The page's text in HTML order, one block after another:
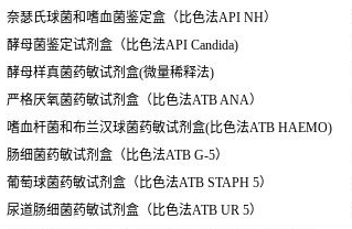
奈瑟氏球菌和嗜血菌鉴定盒（比色法API NH）
酵母菌鉴定试剂盒（比色法API Candida)
酵母样真菌药敏试剂盒(微量稀释法)
严格厌氧菌药敏试剂盒（比色法ATB ANA）
嗜血杆菌和布兰汉球菌药敏试剂盒(比色法ATB HAEMO)
肠细菌药敏试剂盒（比色法ATB G-5）
葡萄球菌药敏试剂盒（比色法ATB STAPH 5）
尿道肠细菌药敏试剂盒（比色法ATB UR 5）